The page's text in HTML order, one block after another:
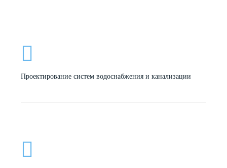
Проектирование систем водоснабжения и канализации